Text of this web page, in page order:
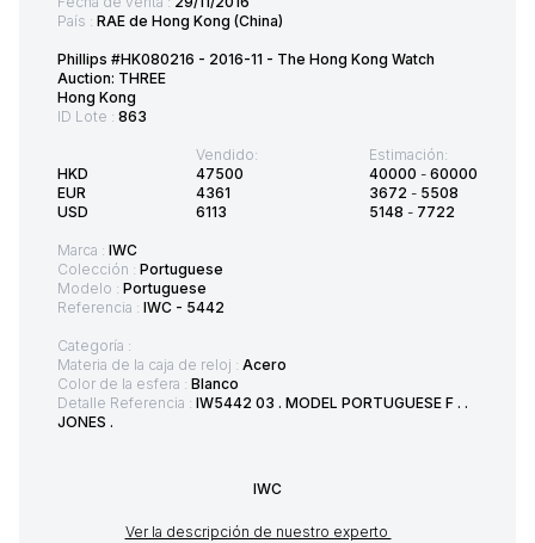
País : RAE de Hong Kong (China)
Phillips #HK080216 - 2016-11 - The Hong Kong Watch
Auction: THREE
Hong Kong
ID Lote : 863
HKD
EUR
USD
Vendido:
47500
4361
6113
Estimación:
40000 - 60000
3672 - 5508
5148 - 7722
Marca : IWC
Colección : Portuguese
Modelo : Portuguese
Referencia : IWC - 5442
Categoría :
Materia de la caja de reloj : Acero
Color de la esfera : Blanco
Detalle Referencia : IW5442 03 . MODEL PORTUGUESE F . .
JONES .
IWC
Ver la descripción de nuestro experto